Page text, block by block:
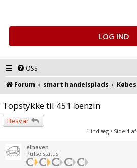
LOG IND
OSS
Forum
smart handelsplads Købes
Topstykke til 451 benzin
Besvar
1 indlæg • Side 1 af
elhaven
Pulse status